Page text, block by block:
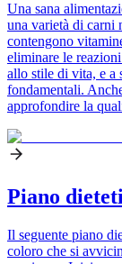
Una sana
una varietà di carni
contengono
eliminare le
allo stile di vita, e a
fondamentali.
approfondire la
Piano
Il seguente piano
coloro che si